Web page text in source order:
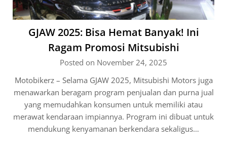
GJAW 2025: Bisa Hemat Banyak! Ini
Ragam Promosi Mitsubishi
Posted on November 24, 2025
Motobikerz – Selama GJAW 2025, Mitsubishi Motors juga
menawarkan beragam program penjualan dan purna jual
yang memudahkan konsumen untuk memiliki atau
merawat kendaraan impiannya. Program ini dibuat untuk
mendukung kenyamanan berkendara sekaligus…